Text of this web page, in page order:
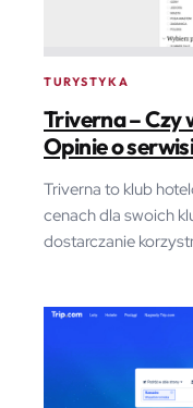
TURYSTYKA
Triverna – Czy
Opinie o
Triverna to klub
cenach dla swoich
dostarczanie